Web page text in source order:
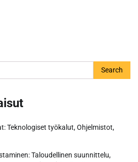
Teknologiset työkalut, Ohjelmistot,
Taloudellinen suunnittelu,